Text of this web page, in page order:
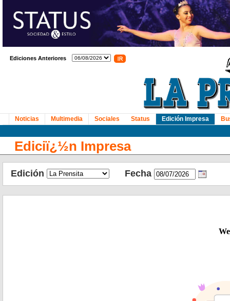
Ediciones Anteriores
Noticias Multimedia Sociales Status Edición Impresa
Ediciï¿½n Impresa
Edición Fecha